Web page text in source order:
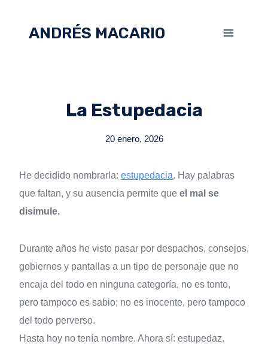
ANDRÉS MACARIO
La Estupedacia
20 enero, 2026
He decidido nombrarla: estupedacia. Hay palabras
que faltan, y su ausencia permite que el mal se
disimule.
Durante años he visto pasar por despachos, consejos,
gobiernos y pantallas a un tipo de personaje que no
encaja del todo en ninguna categoría, no es tonto,
pero tampoco es sabio; no es inocente, pero tampoco
del todo perverso.
Hasta hoy no tenía nombre. Ahora sí: estupedaz.